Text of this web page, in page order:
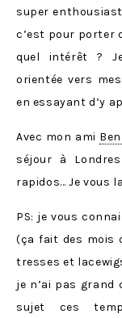
super
c’est pour porter
quel intérêt ?
orientée vers
en essayant d’y
Avec mon ami
séjour à
rapidos… Je vous
PS: je vous
(ça fait des mois
tresses et
je n’ai pas grand
sujet ces